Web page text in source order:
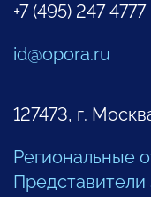
+7 (495) 247 4777
id@opora.ru
127473, г.
Региональные